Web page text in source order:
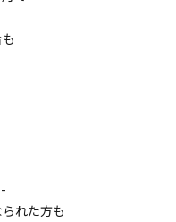
れた方も